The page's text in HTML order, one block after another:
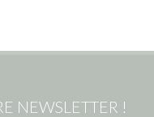
NEWSLETTER !